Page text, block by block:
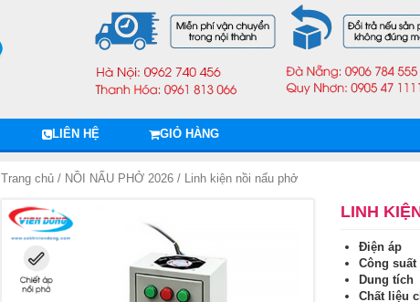
LIÊN HỆ GIỎ HÀNG
Trang chủ / NỒI NẤU PHỞ 2026 / Linh kiện nồi nấu phở
LINH
Điện
Công
Dung
Chất liệu